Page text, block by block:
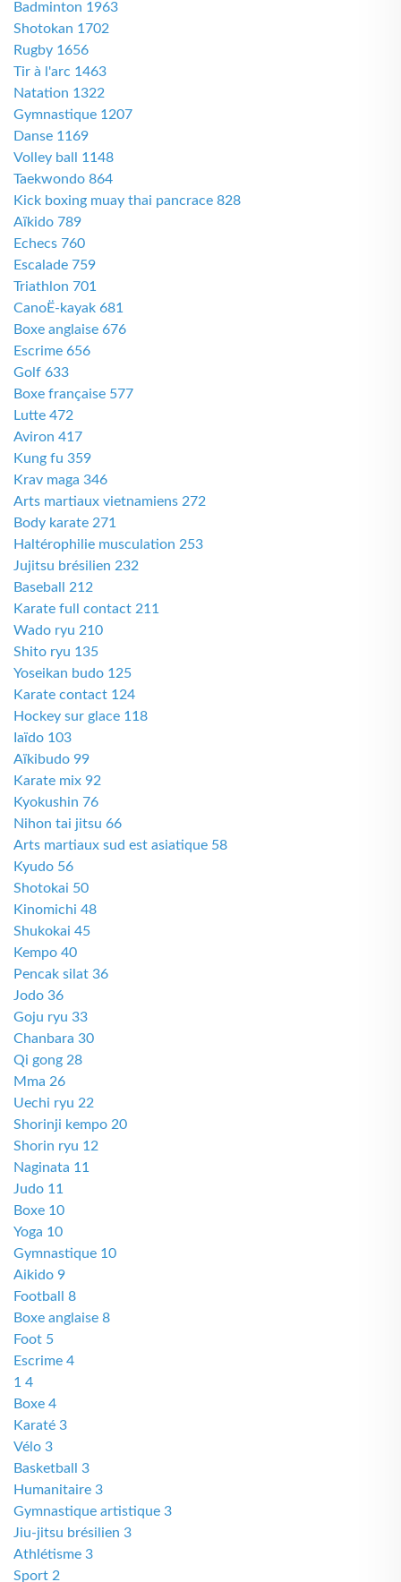
Badminton 1963
Shotokan 1702
Rugby 1656
Tir à l'arc 1463
Natation 1322
Gymnastique 1207
Danse 1169
Volley ball 1148
Taekwondo 864
Kick boxing muay thai pancrace 828
Aïkido 789
Echecs 760
Escalade 759
Triathlon 701
CanoË-kayak 681
Boxe anglaise 676
Escrime 656
Golf 633
Boxe française 577
Lutte 472
Aviron 417
Kung fu 359
Krav maga 346
Arts martiaux vietnamiens 272
Body karate 271
Haltérophilie musculation 253
Jujitsu brésilien 232
Baseball 212
Karate full contact 211
Wado ryu 210
Shito ryu 135
Yoseikan budo 125
Karate contact 124
Hockey sur glace 118
Iaïdo 103
Aïkibudo 99
Karate mix 92
Kyokushin 76
Nihon tai jitsu 66
Arts martiaux sud est asiatique 58
Kyudo 56
Shotokai 50
Kinomichi 48
Shukokai 45
Kempo 40
Pencak silat 36
Jodo 36
Goju ryu 33
Chanbara 30
Qi gong 28
Mma 26
Uechi ryu 22
Shorinji kempo 20
Shorin ryu 12
Naginata 11
Judo 11
Boxe 10
Yoga 10
Gymnastique 10
Aikido 9
Football 8
Boxe anglaise 8
Foot 5
Escrime 4
1 4
Boxe 4
Karaté 3
Vélo 3
Basketball 3
Humanitaire 3
Gymnastique artistique 3
Jiu-jitsu brésilien 3
Athlétisme 3
Sport 2